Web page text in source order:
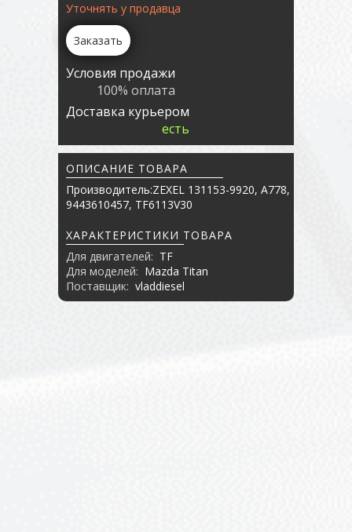
Уточнять у продавца
Заказать
Условия продажи
100% оплата
Доставка курьером
есть
ОПИСАНИЕ ТОВАРА
Производитель:ZEXEL 131153-9920, A778,
9443610457, TF6113V30
ХАРАКТЕРИСТИКИ ТОВАРА
Для двигателей: TF
Для моделей: Mazda Titan
Поставщик: vladdiesel